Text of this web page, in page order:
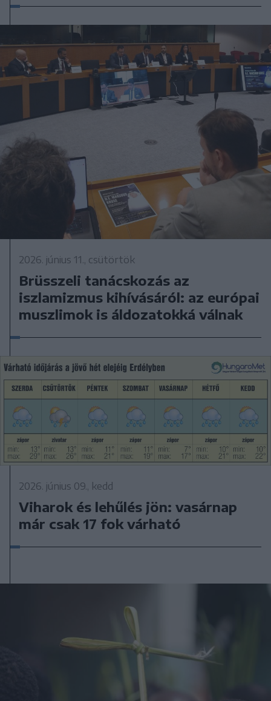
2026. június 11., csütörtök
Brüsszeli tanácskozás az
iszlamizmus kihívásáról: az európai
muszlimok is áldozatokká válnak
2026. június 09., kedd
Viharok és lehűlés jön: vasárnap
már csak 17 fok várható